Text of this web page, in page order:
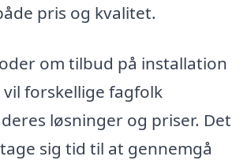
pris og kvalitet.
om tilbud på installation
forskellige fagfolk
løsninger og priser. Det
sig tid til at gennemgå